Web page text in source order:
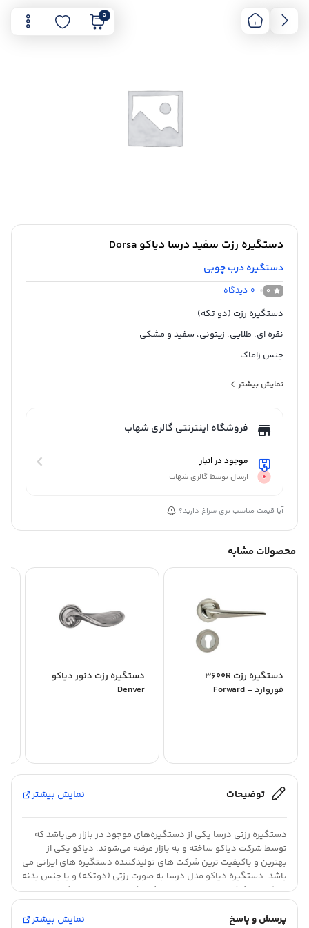
0
دستگیره رزت سفید درسا دیاکو Dorsa
دستگیره درب چوبی
0
0 دیدگاه
دستگیره رزت (دو تکه)
نقره ای، طلایی، زیتونی، سفید و مشکی
جنس زاماک
نمایش بیشتر
فروشگاه اینترنتی گالری شهاب
موجود در انبار
ارسال توسط گالری شهاب
آیا قیمت مناسب تری سراغ دارید؟
محصولات مشابه
دستگیره رزت 3600R
فوروارد – Forward
دستگیره رزت دنور دیاکو
Denver
توضیحات نمایش بیشتر
دستگیره رزتی درسا یکی از دستگیره‌های موجود در بازار می‌باشد که
توسط شرکت دیاکو ساخته و به بازار عرضه می‌شوند. دیاکو یکی از
بهترین و باکیفیت ترین شرکت های تولیدکننده دستگیره های ایرانی می
باشد. دستگیره دیاکو مدل درسا به صورت رزتی (دوتکه) و با جنس بدنه
زاماک و پوشش تیتانیوم عرضه می‌شود که این جنس بدنه کیفیت هر
چه بیشتر این محصول را تضمین می‌کند. توجه داشته باشید که رنگ
دستگیره یکی از نکات مهم خرید دستگیره است.
پرسش و پاسخ نمایش بیشتر